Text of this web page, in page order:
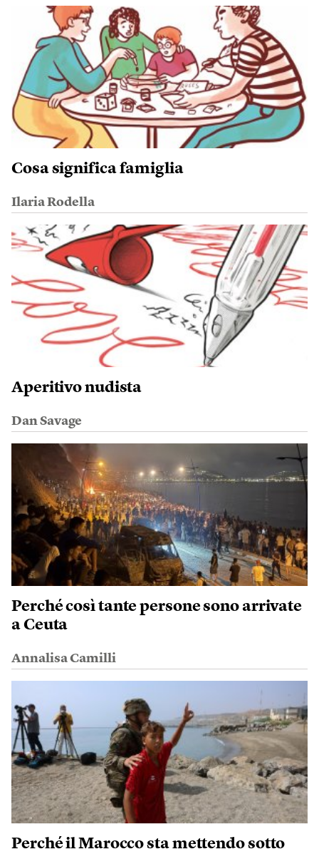
Cosa significa famiglia
Ilaria Rodella
Aperitivo nudista
Dan Savage
Perché così tante persone sono arrivate
a Ceuta
Annalisa Camilli
Perché il Marocco sta mettendo sotto